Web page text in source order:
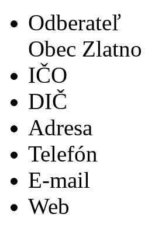
Odberateľ
Obec Zlatno
IČO
DIČ
Adresa
Telefón
E-mail
Web